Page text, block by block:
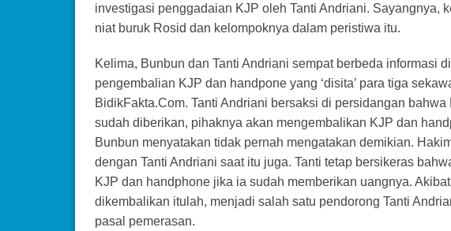
investigasi penggadaian KJP oleh Tanti Andriani. Sayangnya,
niat buruk Rosid dan kelompoknya dalam peristiwa itu.
Kelima, Bunbun dan Tanti Andriani sempat berbeda informasi
pengembalian KJP dan handpone yang ‘disita’ para tiga
BidikFakta.Com. Tanti Andriani bersaksi di persidangan
sudah diberikan, pihaknya akan mengembalikan KJP dan
Bunbun menyatakan tidak pernah mengatakan demikian.
dengan Tanti Andriani saat itu juga. Tanti tetap bersikeras
KJP dan handphone jika ia sudah memberikan uangnya.
dikembalikan itulah, menjadi salah satu pendorong Tanti
pasal pemerasan.